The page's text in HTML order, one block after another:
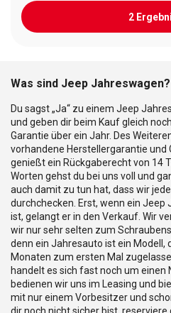
2
Was sind Jeep Jahreswagen?
Du sagst „Ja“ zu einem Jeep
und geben dir beim Kauf gleich
Garantie über ein Jahr. Des
vorhandene Herstellergarantie und
genießt ein Rückgaberecht von 14
Worten gehst du bei uns voll und
auch damit zu tun hat, dass wir
durchchecken. Erst, wenn ein Jeep
ist, gelangt er in den Verkauf. Wir
wir nur sehr selten zum
denn ein Jahresauto ist ein
Monaten zum ersten Mal
handelt es sich fast noch um einen
bedienen wir uns im Leasing und
mit nur einem Vorbesitzer und